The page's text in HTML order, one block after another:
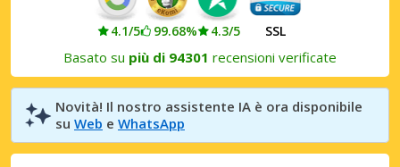
4.1/5 99.68% 4.3/5 SSL
Basato su più di 94301 recensioni verificate
Novità! Il nostro assistente IA è ora disponibile
su Web e WhatsApp